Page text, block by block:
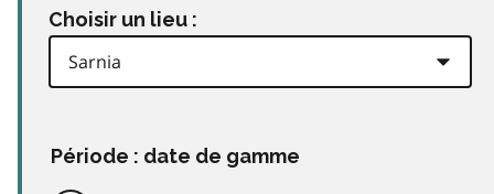
Choisir un lieu :
Période : date de gamme